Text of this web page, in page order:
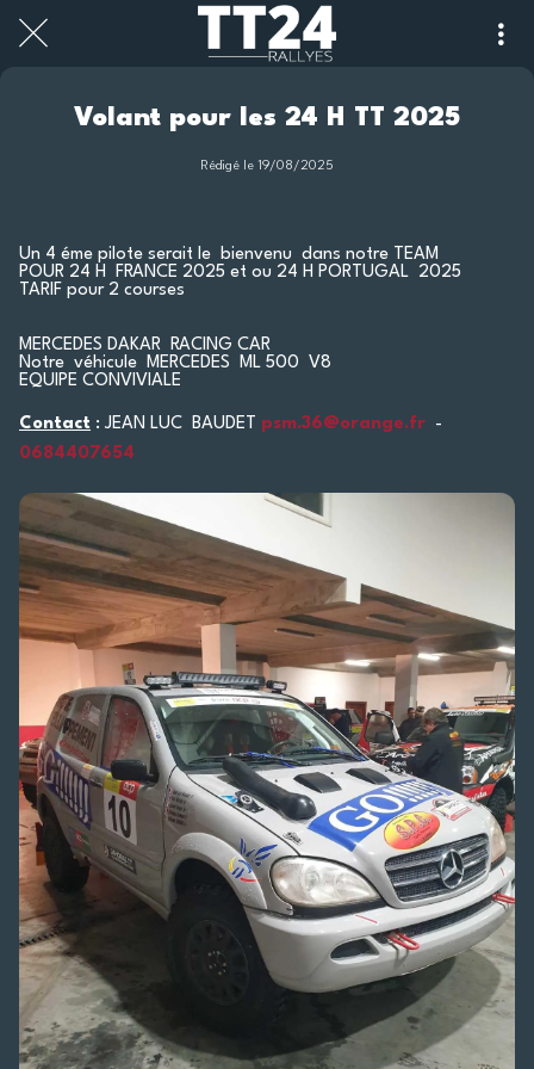
Volant pour les 24 H TT 2025
Rédigé le 19/08/2025
Un 4 éme pilote serait le bienvenu dans notre TEAM
POUR 24 H FRANCE 2025 et ou 24 H PORTUGAL 2025
TARIF pour 2 courses
MERCEDES DAKAR RACING CAR
Notre véhicule MERCEDES ML 500 V8
EQUIPE CONVIVIALE
Contact : JEAN LUC BAUDET psm.36@orange.fr -
0684407654